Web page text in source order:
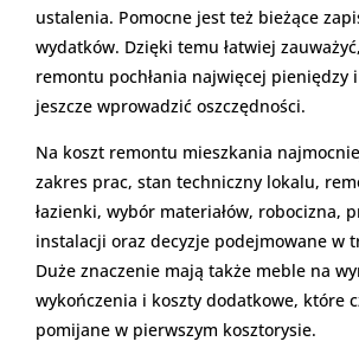
ustalenia. Pomocne jest też bieżące
wydatków. Dzięki temu łatwiej
remontu pochłania najwięcej pieniędzy
jeszcze wprowadzić oszczędności.
Na koszt remontu mieszkania
zakres prac, stan techniczny lokalu,
łazienki, wybór materiałów, robocizna,
instalacji oraz decyzje podejmowane w
Duże znaczenie mają także meble na
wykończenia i koszty dodatkowe, które
pomijane w pierwszym kosztorysie.